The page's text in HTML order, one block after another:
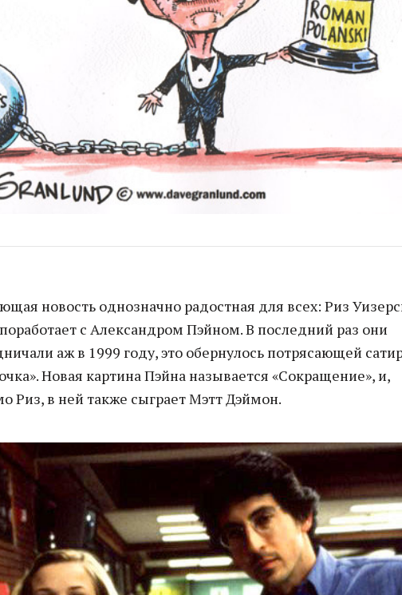
новость однозначно радостная для всех: Риз
с Александром Пэйном. В последний раз они
аж в 1999 году, это обернулось потрясающей
Новая картина Пэйна называется «Сокращение», и,
Риз, в ней также сыграет Мэтт Дэймон.